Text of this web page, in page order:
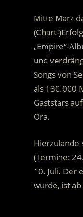
Mitte März
(Chart-
„Empire“-
und
Songs von
als 130.000
Gaststars
Ora.
Hierzulande
(Termine:
10. Juli. Der
wurde, ist